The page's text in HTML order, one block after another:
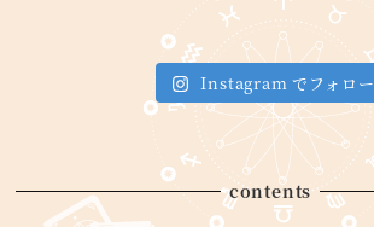
Instagram でフォロー
contents